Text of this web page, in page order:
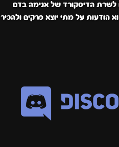
לשרת הדיסקורד של אנימה בדם
הודעות על מתי יוצא פרקים ולהכיר